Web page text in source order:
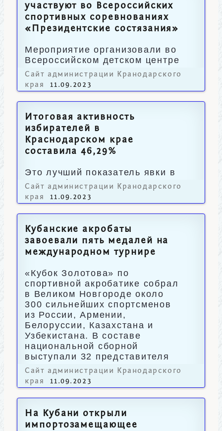
участвуют во Всероссийских
спортивных соревнованиях
«Президентские состязания»
Мероприятие организовали во
Всероссийском детском центре
«Орленок».
Сайт администрации Кранодарского
края
11.09.2023
Итоговая активность
избирателей в
Краснодарском крае
составила 46,29%
Это лучший показатель явки в
Южном федеральном округе.
Сайт администрации Кранодарского
края
11.09.2023
Кубанские акробаты
завоевали пять медалей на
международном турнире
«Кубок Золотова» по
спортивной акробатике собрал
в Великом Новгороде около
300 сильнейших спортсменов
из России, Армении,
Белоруссии, Казахстана и
Узбекистана. В составе
национальной сборной
выступали 32 представителя
Краснодарского края.
Сайт администрации Кранодарского
края
11.09.2023
На Кубани открыли
импортозамещающее